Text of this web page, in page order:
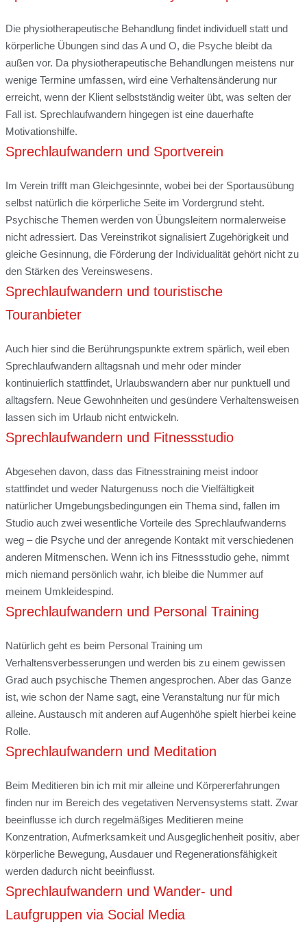
Die physiotherapeutische Behandlung findet individuell statt und
körperliche Übungen sind das A und O, die Psyche bleibt da
außen vor. Da physiotherapeutische Behandlungen meistens nur
wenige Termine umfassen, wird eine Verhaltensänderung nur
erreicht, wenn der Klient selbstständig weiter übt, was selten der
Fall ist. Sprechlaufwandern hingegen ist eine dauerhafte
Motivationshilfe.
Sprechlaufwandern und Sportverein
Im Verein trifft man Gleichgesinnte, wobei bei der Sportausübung
selbst natürlich die körperliche Seite im Vordergrund steht.
Psychische Themen werden von Übungsleitern normalerweise
nicht adressiert. Das Vereinstrikot signalisiert Zugehörigkeit und
gleiche Gesinnung, die Förderung der Individualität gehört nicht zu
den Stärken des Vereinswesens.
Sprechlaufwandern und touristische
Touranbieter
Auch hier sind die Berührungspunkte extrem spärlich, weil eben
Sprechlaufwandern alltagsnah und mehr oder minder
kontinuierlich stattfindet, Urlaubswandern aber nur punktuell und
alltagsfern. Neue Gewohnheiten und gesündere Verhaltensweisen
lassen sich im Urlaub nicht entwickeln.
Sprechlaufwandern und Fitnessstudio
Abgesehen davon, dass das Fitnesstraining meist indoor
stattfindet und weder Naturgenuss noch die Vielfältigkeit
natürlicher Umgebungsbedingungen ein Thema sind, fallen im
Studio auch zwei wesentliche Vorteile des Sprechlaufwanderns
weg – die Psyche und der anregende Kontakt mit verschiedenen
anderen Mitmenschen. Wenn ich ins Fitnessstudio gehe, nimmt
mich niemand persönlich wahr, ich bleibe die Nummer auf
meinem Umkleidespind.
Sprechlaufwandern und Personal Training
Natürlich geht es beim Personal Training um
Verhaltensverbesserungen und werden bis zu einem gewissen
Grad auch psychische Themen angesprochen. Aber das Ganze
ist, wie schon der Name sagt, eine Veranstaltung nur für mich
alleine. Austausch mit anderen auf Augenhöhe spielt hierbei keine
Rolle.
Sprechlaufwandern und Meditation
Beim Meditieren bin ich mit mir alleine und Körpererfahrungen
finden nur im Bereich des vegetativen Nervensystems statt. Zwar
beeinflusse ich durch regelmäßiges Meditieren meine
Konzentration, Aufmerksamkeit und Ausgeglichenheit positiv, aber
körperliche Bewegung, Ausdauer und Regenerationsfähigkeit
werden dadurch nicht beeinflusst.
Sprechlaufwandern und Wander- und
Laufgruppen via Social Media